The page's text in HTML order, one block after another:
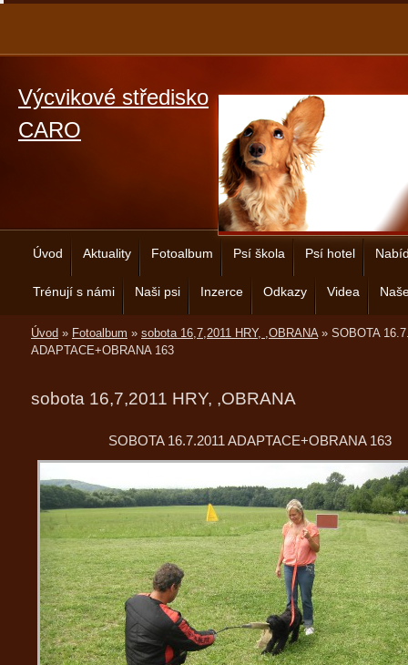
Výcvikové středisko
CARO
Úvod Aktuality Fotoalbum Psí škola Psí hotel
Trénují s námi Naši psi Inzerce Odkazy Videa
Úvod » Fotoalbum » sobota 16,7,2011 HRY, ,OBRANA» SOBOTA
ADAPTACE+OBRANA 163
sobota 16,7,2011 HRY, ,OBRANA
SOBOTA 16.7.2011 ADAPTACE+OBRANA 163